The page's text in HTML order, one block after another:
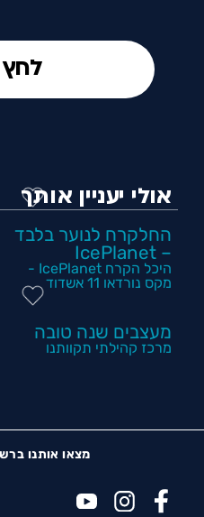
לחץ
אולי יעניין אותך
החלקרח לנוער בלבד
– IcePlanet
היכל הקרח IcePlanet -
מקס נורדאו 11 אשדוד
מעצבים שנה טובה
מרכז קהילתי תקוותנו
מצאו אותנו